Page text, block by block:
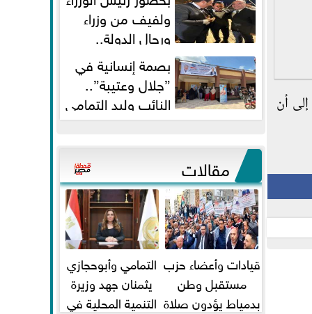
أن
ولفيف من وزراء
ورجال الدولة..
النائبان وليد التمامي ومحمد...
بصمة إنسانية في
”جلال وعتيبة”..
النائب وليد التمامي
والبروفيسور جمال شيحة يداويان...
مقالات
قيادات وأعضاء حزب
مستقبل وطن
بدمياط يؤدون صلاة
التمامي وأبوحجازي
يثمنان جهد وزيرة
التنمية المحلية في